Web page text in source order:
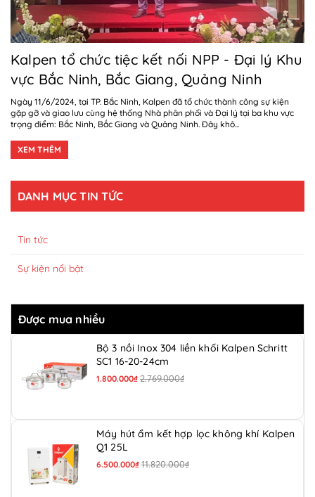
Kalpen tổ chức tiệc kết nối NPP - Đại lý Khu
vực Bắc Ninh, Bắc Giang, Quảng Ninh
Ngày 11/6/2024, tại TP. Bắc Ninh, Kalpen đã tổ chức thành công sự kiện
gặp gỡ và giao lưu cùng hệ thống Nhà phân phối và Đại lý tại ba khu vực
trọng điểm: Bắc Ninh, Bắc Giang và Quảng Ninh. Đây khô...
XEM THÊM
DANH MỤC TIN TỨC
Tin tức
Sự kiện nổi bật
Được mua nhiều
Bộ 3 nồi Inox 304 liền khối Kalpen Schritt
SC1 16-20-24cm
1.800.000₫ 2.769.000₫
Máy hút ẩm kết hợp lọc không khí Kalpen
Q1 25L
6.500.000₫ 11.820.000₫